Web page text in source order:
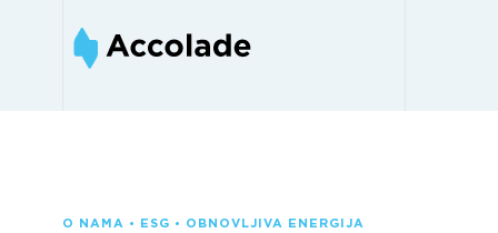
O NAMA • ESG • OBNOVLJIVA ENERGIJA